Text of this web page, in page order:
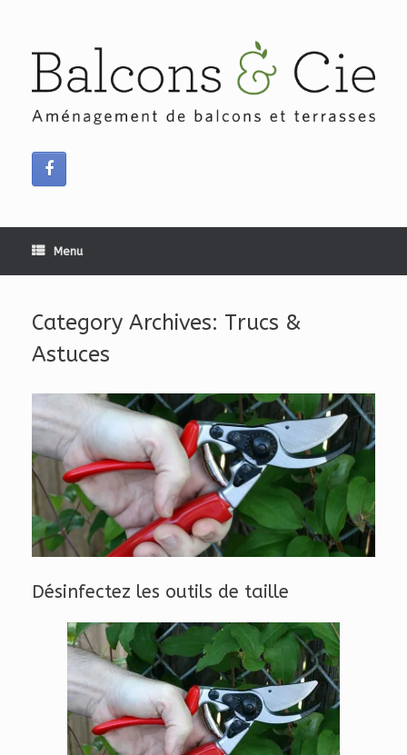
Menu
Category Archives: Trucs &
Astuces
Désinfectez les outils de taille